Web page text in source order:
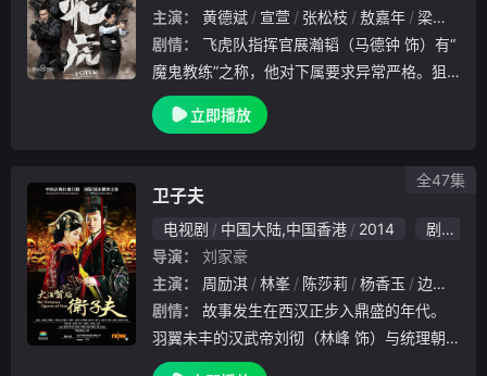
主演：
黄德斌 宣萱 张松枝 敖嘉年 梁证嘉
剧情：
魔鬼教练”之称，他对下属要求异常严格。狙
击手庄卓源（梁烈唯 饰）与他配合默契，形
成了红白脸组合。两人麾下有两名性格迥异的
立即播放
卫子夫
电视剧 中国大陆,中国香港 2014 剧情
导演：
刘家豪
主演：
周励淇 林峯 陈莎莉 杨香玉 边江
剧情：
羽翼未丰的汉武帝刘彻（林峰 饰）与统理朝
政的窦太后（陈莎莉 饰）分歧日渐加大，矛
全47集